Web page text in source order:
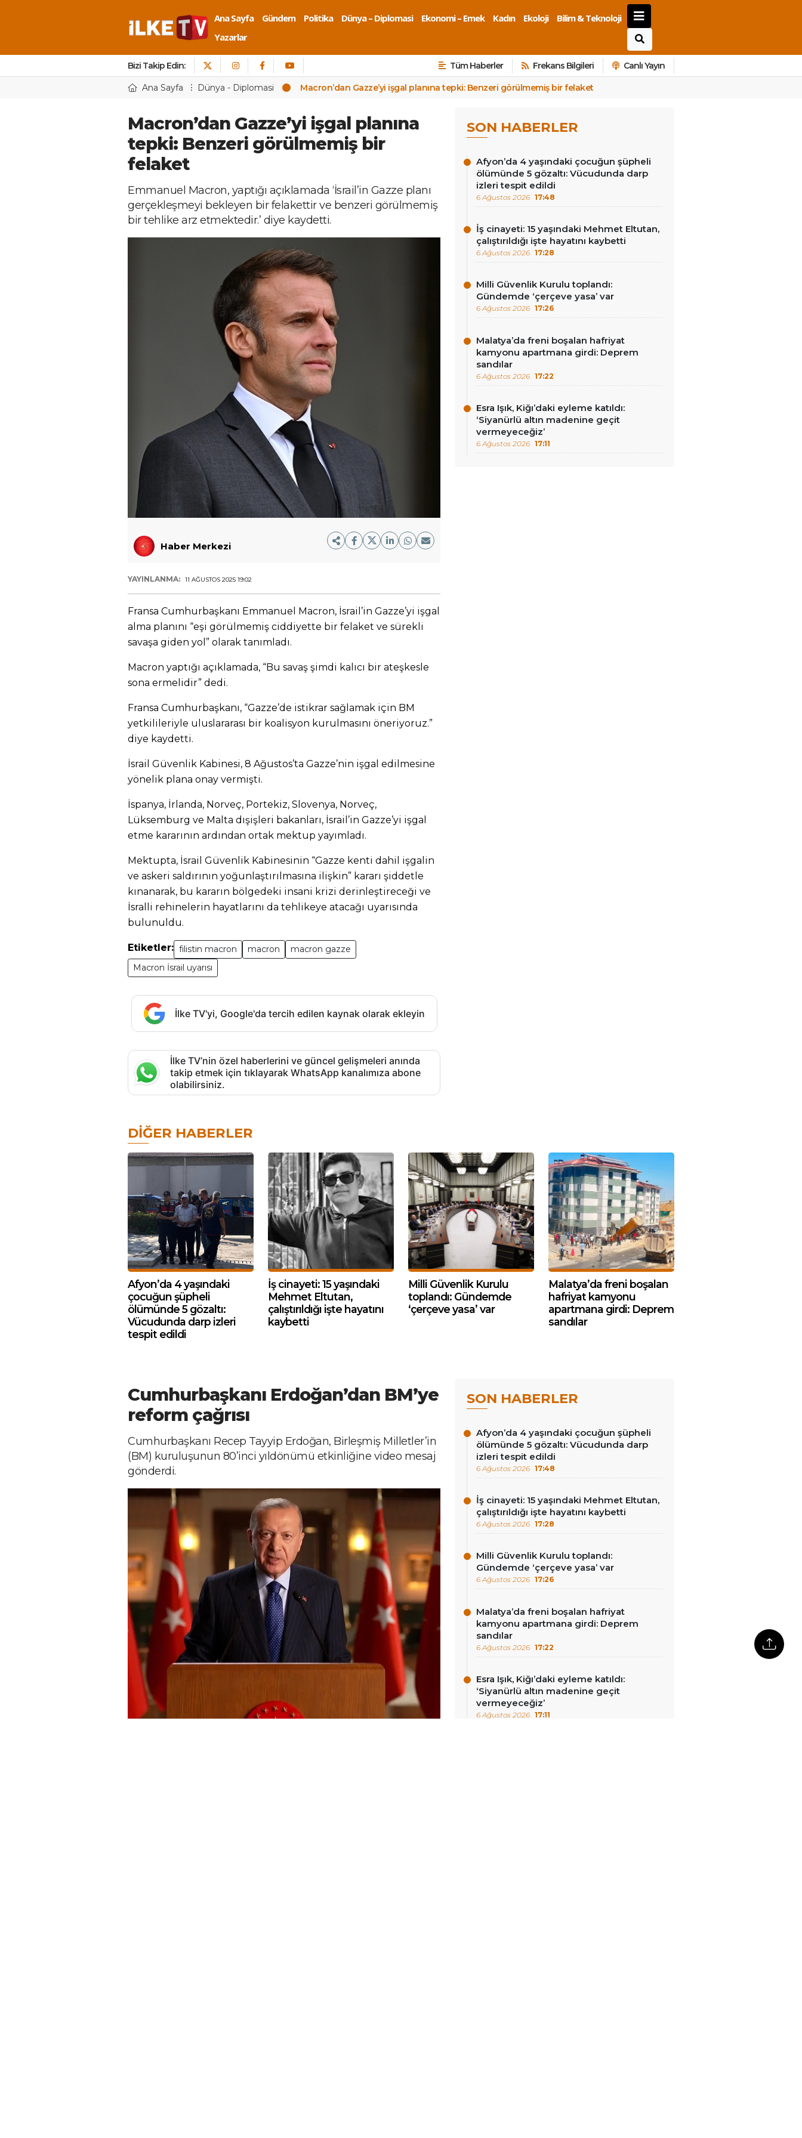
Ana Sayfa Gündem Politika Dünya – Diplomasi Ekonomi – Emek Kadın Ekoloji
Bilim & Teknoloji
Yazarlar
Bizi Takip Edin: Tüm Haberler Frekans Bilgileri Canlı Yayın
Ana Sayfa Dünya - Diplomasi Macron’dan Gazze’yi işgal planına tepki: Benzeri görülmemiş bir felaket
Macron’dan Gazze’yi işgal planına
tepki: Benzeri görülmemiş bir
felaket
Emmanuel Macron, yaptığı açıklamada ‘İsrail’in Gazze planı
gerçekleşmeyi bekleyen bir felakettir ve benzeri görülmemiş
bir tehlike arz etmektedir.’ diye kaydetti.
Haber Merkezi
YAYINLANMA: 11 AĞUSTOS 2025 19:02
Fransa Cumhurbaşkanı Emmanuel Macron, İsrail’in Gazze’yi işgal
alma planını “eşi görülmemiş ciddiyette bir felaket ve sürekli
savaşa giden yol” olarak tanımladı.
Macron yaptığı açıklamada, “Bu savaş şimdi kalıcı bir ateşkesle
sona ermelidir” dedi.
Fransa Cumhurbaşkanı, “Gazze’de istikrar sağlamak için BM
yetkilileriyle uluslararası bir koalisyon kurulmasını öneriyoruz.”
diye kaydetti.
İsrail Güvenlik Kabinesi, 8 Ağustos’ta Gazze’nin işgal edilmesine
yönelik plana onay vermişti.
İspanya, İrlanda, Norveç, Portekiz, Slovenya, Norveç,
Lüksemburg ve Malta dışişleri bakanları, İsrail’in Gazze’yi işgal
etme kararının ardından ortak mektup yayımladı.
Mektupta, İsrail Güvenlik Kabinesinin “Gazze kenti dahil işgalin
ve askeri saldırının yoğunlaştırılmasına ilişkin” kararı şiddetle
kınanarak, bu kararın bölgedeki insani krizi derinleştireceği ve
İsralli rehinelerin hayatlarını da tehlikeye atacağı uyarısında
bulunuldu.
Etiketler: filistin macron macron
macron gazze
Macron İsrail uyarısı
İlke TV'yi, Google'da tercih edilen kaynak olarak ekleyin
İlke TV’nin özel haberlerini ve güncel gelişmeleri anında
takip etmek için tıklayarak WhatsApp kanalımıza abone
olabilirsiniz.
SON HABERLER
Afyon’da 4 yaşındaki çocuğun şüpheli
ölümünde 5 gözaltı: Vücudunda darp
izleri tespit edildi
6 Ağustos 2026 17:48
İş cinayeti: 15 yaşındaki Mehmet Eltutan,
çalıştırıldığı işte hayatını kaybetti
6 Ağustos 2026 17:28
Milli Güvenlik Kurulu toplandı:
Gündemde ‘çerçeve yasa’ var
6 Ağustos 2026 17:26
Malatya’da freni boşalan hafriyat
kamyonu apartmana girdi: Deprem
sandılar
6 Ağustos 2026 17:22
Esra Işık, Kiğı’daki eyleme katıldı:
‘Siyanürlü altın madenine geçit
vermeyeceğiz’
6 Ağustos 2026 17:11
DIĞER HABERLER
Afyon’da 4 yaşındaki
çocuğun şüpheli
ölümünde 5 gözaltı:
Vücudunda darp izleri
tespit edildi
İş cinayeti: 15 yaşındaki
Mehmet Eltutan,
çalıştırıldığı işte hayatını
kaybetti
Milli Güvenlik Kurulu
toplandı: Gündemde
‘çerçeve yasa’ var
Malatya’da freni boşalan
hafriyat kamyonu
apartmana girdi: Deprem
sandılar
Cumhurbaşkanı Erdoğan’dan BM’ye
reform çağrısı
Cumhurbaşkanı Recep Tayyip Erdoğan, Birleşmiş Milletler’in
(BM) kuruluşunun 80’inci yıldönümü etkinliğine video mesaj
gönderdi.
SON HABERLER
Afyon’da 4 yaşındaki çocuğun şüpheli
ölümünde 5 gözaltı: Vücudunda darp
izleri tespit edildi
6 Ağustos 2026 17:48
İş cinayeti: 15 yaşındaki Mehmet Eltutan,
çalıştırıldığı işte hayatını kaybetti
6 Ağustos 2026 17:28
Milli Güvenlik Kurulu toplandı:
Gündemde ‘çerçeve yasa’ var
6 Ağustos 2026 17:26
Malatya’da freni boşalan hafriyat
kamyonu apartmana girdi: Deprem
sandılar
6 Ağustos 2026 17:22
Esra Işık, Kiğı’daki eyleme katıldı:
‘Siyanürlü altın madenine geçit
vermeyeceğiz’
6 Ağustos 2026 17:11